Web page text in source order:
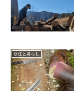
移住と暮らし